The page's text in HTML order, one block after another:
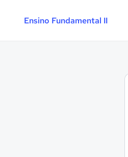
Ensino Fundamental II